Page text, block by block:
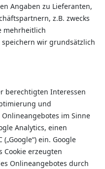
Angaben zu Lieferanten,
z.B. zwecks
mehrheitlich
wir grundsätzlich
berechtigten Interessen
und
im Sinne
Analytics, einen
ein. Google
Cookie erzeugten
Onlineangebotes durch